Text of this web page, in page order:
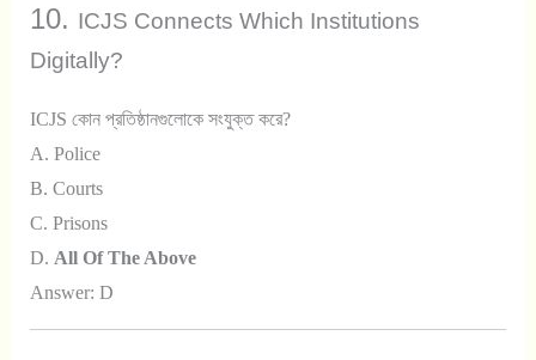
10. ICJS Connects Which Institutions
Digitally?
ICJS কোন প্রতিষ্ঠানগুলোকে সংযুক্ত করে?
A. Police
B. Courts
C. Prisons
D. All Of The Above
Answer: D